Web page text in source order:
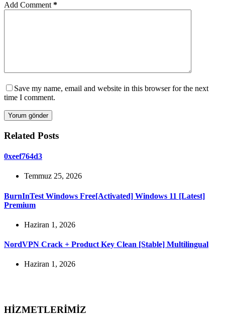
Add Comment *
Save my name, email and website in this browser for the next
time I comment.
Yorum gönder
Related Posts
0xeef764d3
Temmuz 25, 2026
BurnInTest Windows Free[Activated] Windows 11 [Latest]
Premium
Haziran 1, 2026
NordVPN Crack + Product Key Clean [Stable] Multilingual
Haziran 1, 2026
HİZMETLERİMİZ